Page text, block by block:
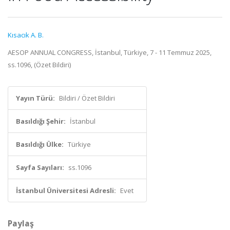
Kısacık A. B.
AESOP ANNUAL CONGRESS, İstanbul, Türkiye, 7 - 11 Temmuz 2025,
ss.1096, (Özet Bildiri)
Yayın Türü: Bildiri / Özet Bildiri
Basıldığı Şehir: İstanbul
Basıldığı Ülke: Türkiye
Sayfa Sayıları: ss.1096
İstanbul Üniversitesi Adresli: Evet
Paylaş